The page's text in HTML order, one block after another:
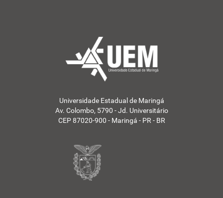
Universidade Estadual de Maringá
Av. Colombo, 5790 - Jd. Universitário
CEP 87020-900 - Maringá - PR - BR